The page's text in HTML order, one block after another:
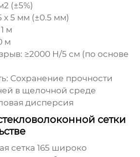
(±5%)
x 5 мм (±0.5 мм)
1 м
м
≥2000 Н/5 см (по основе
Сохранение прочности
в щелочной среде
дисперсия
сетки
сетка 165 широко